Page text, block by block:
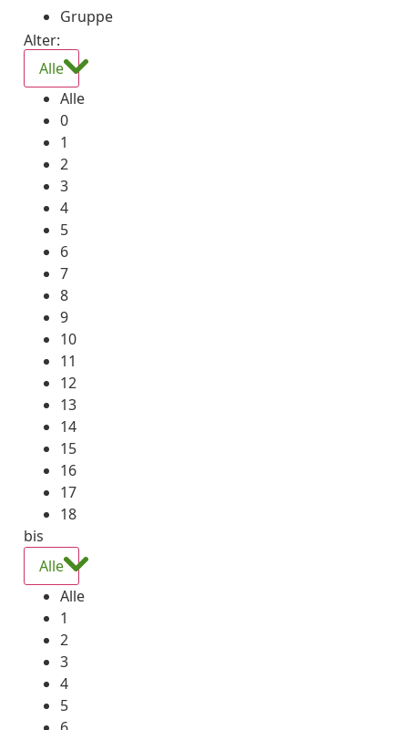
Gruppe
Alter:
Alle
Alle
0
1
2
3
4
5
6
7
8
9
10
11
12
13
14
15
16
17
18
bis
Alle
Alle
1
2
3
4
5